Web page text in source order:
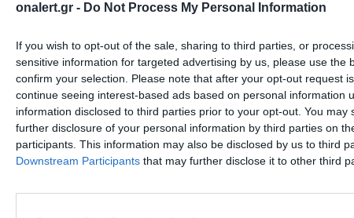
onalert.gr - Do Not Process My Personal Information
If you wish to opt-out of the sale, sharing to third parties, or
sensitive information for targeted advertising by us, please use the
confirm your selection. Please note that after your opt-out request
continue seeing interest-based ads based on personal information
information disclosed to third parties prior to your opt-out. You may
further disclosure of your personal information by third parties on
participants. This information may also be disclosed by us to third
Downstream Participants that may further disclose it to other third